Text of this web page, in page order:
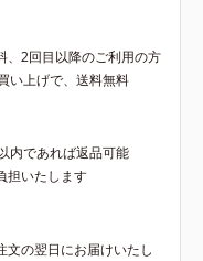
、2回目以降のご利用の方
い上げで、送料無料
内であれば返品可能
担いたします
文の翌日にお届けいたし